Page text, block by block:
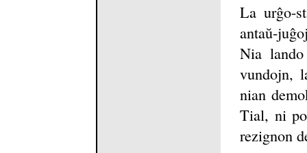
La urĝo-
antaŭ-
Nia
vundojn,
nian
Tial, ni
rezignon